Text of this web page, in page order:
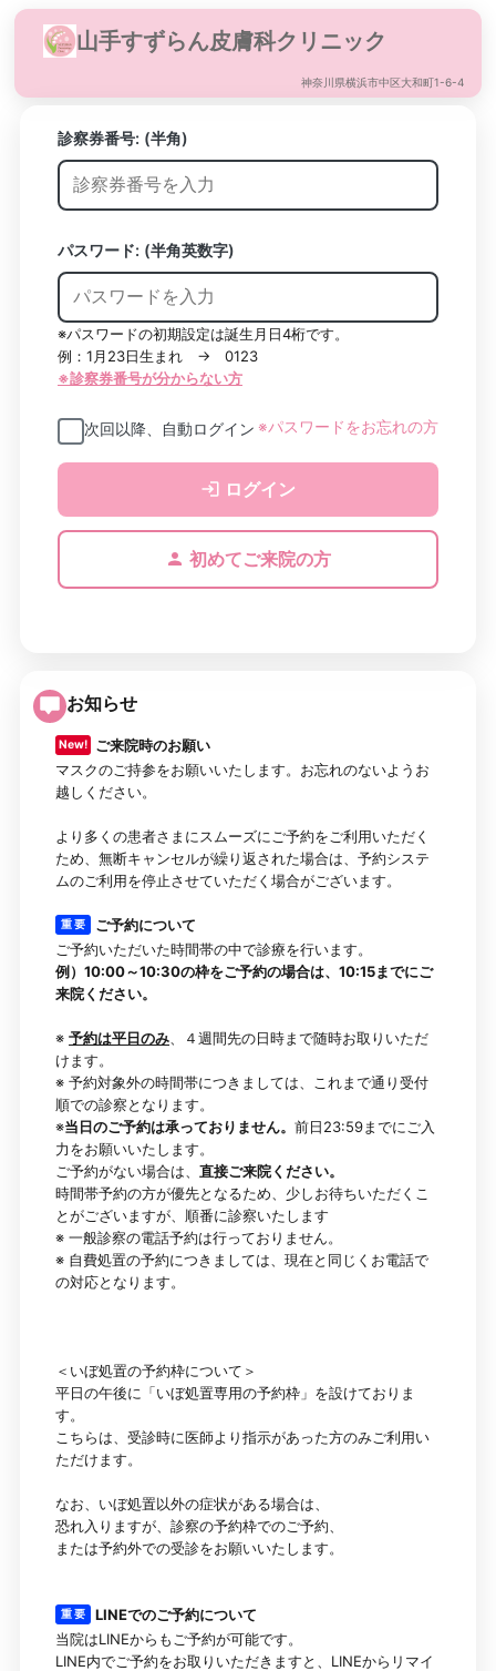
山手すずらん皮膚科クリニック
神奈川県横浜市中区大和町1-6-4
診察券番号: (半角)
パスワード: (半角英数字)
※パスワードの初期設定は誕生月日4桁です。
例：1月23日生まれ → 0123
※診察券番号が分からない方
次回以降、自動ログイン ※パスワードをお忘れの方
ログイン
初めてご来院の方
お知らせ
New!
ご来院時のお願い
マスクのご持参をお願いいたします。お忘れのないようお
越しください。
より多くの患者さまにスムーズにご予約をご利用いただく
ため、無断キャンセルが繰り返された場合は、予約システ
ムのご利用を停止させていただく場合がございます。
重 要
ご予約について
ご予約いただいた時間帯の中で診療を行います。
例）10:00～10:30の枠をご予約の場合は、10:15までにご
来院ください。
※ 予約は平日のみ 、４週間先の日時まで随時お取りいただ
けます。
※ 予約対象外の時間帯につきましては、これまで通り受付
順での診察となります。
※当日のご予約は承っておりません。 前日23:59までにご入
力をお願いいたします。
ご予約がない場合は、 直接ご来院ください。
時間帯予約の方が優先となるため、少しお待ちいただくこ
とがございますが、順番に診察いたします
※ 一般診察の電話予約は行っておりません。
※ 自費処置の予約につきましては、現在と同じくお電話で
の対応となります。
＜いぼ処置の予約枠について＞
平日の午後に「いぼ処置専用の予約枠」を設けておりま
す。
こちらは、受診時に医師より指示があった方のみご利用い
ただけます。
なお、いぼ処置以外の症状がある場合は、
恐れ入りますが、診察の予約枠でのご予約、
または予約外での受診をお願いいたします。
重 要
LINEでのご予約について
当院はLINEからもご予約が可能です。
LINE内でご予約をお取りいただきますと、LINEからリマイ